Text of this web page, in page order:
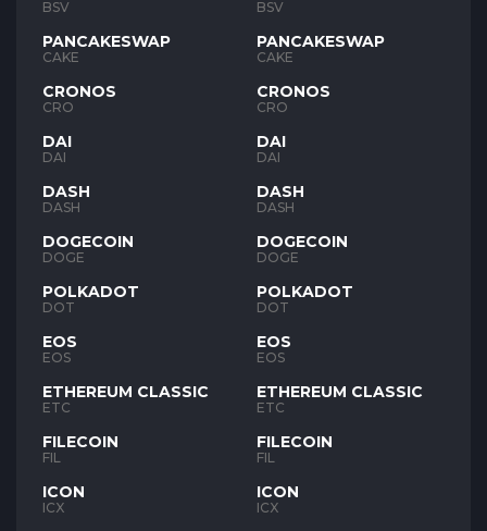
BSV
PANCAKESWAP
CAKE
CRONOS
CRO
DAI
DAI
DASH
DASH
DOGECOIN
DOGE
POLKADOT
DOT
EOS
EOS
ETHEREUM CLASSIC
ETC
FILECOIN
FIL
ICON
ICX
BSV
PANCAKESWAP
CAKE
CRONOS
CRO
DAI
DAI
DASH
DASH
DOGECOIN
DOGE
POLKADOT
DOT
EOS
EOS
ETHEREUM CLASSIC
ETC
FILECOIN
FIL
ICON
ICX